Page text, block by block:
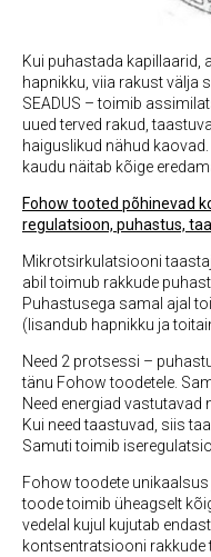
Kui puhastada kapillaarid,
hapnikku, viia rakust välja
SEADUS – toimib
uued terved rakud,
haiguslikud nähud
kaudu näitab kõige
Fohow tooted põhinevad
regulatsioon, puhastus,
Mikrotsirkulatsiooni
abil toimub rakkude
Puhastusega samal ajal
(lisandub hapnikku ja
Need 2 protsessi –
tänu Fohow toodetele.
Need energiad
Kui need taastuvad, siis
Samuti toimib
Fohow toodete
toode toimib üheagselt
vedelal kujul kujutab
kontsentratsiooni rakkude